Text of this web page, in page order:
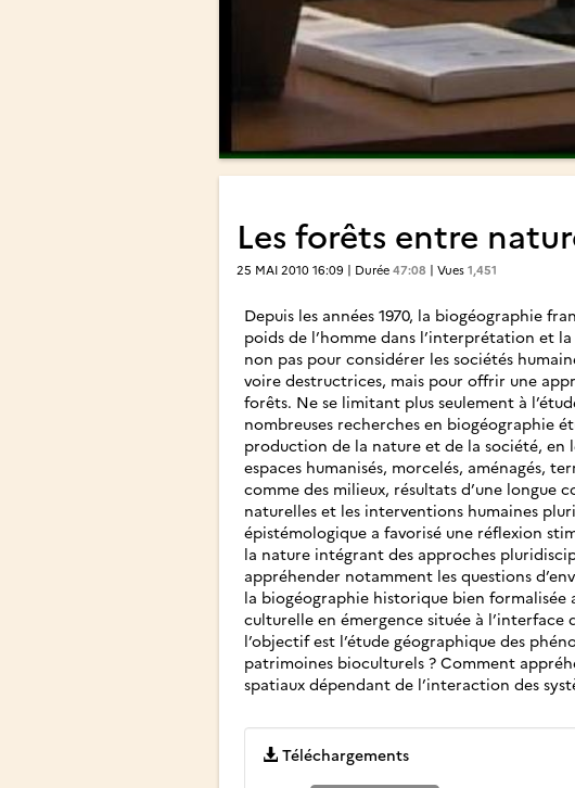
Les forêts entre
25 MAI 2010 16:09 | Durée 47:08 | Vues 1,451
Depuis les années 1970, la biogéographie
poids de l’homme dans l’interprétation et
non pas pour considérer les sociétés
voire destructrices, mais pour offrir une
forêts. Ne se limitant plus seulement à
nombreuses recherches en biogéographie
production de la nature et de la société, en
espaces humanisés, morcelés, aménagés,
comme des milieux, résultats d’une
naturelles et les interventions humaines
épistémologique a favorisé une réflexion
la nature intégrant des approches
appréhender notamment les questions
la biogéographie historique bien formalisée
culturelle en émergence située à
l’objectif est l’étude géographique des
patrimoines bioculturels ? Comment
spatiaux dépendant de l’interaction des
Téléchargements